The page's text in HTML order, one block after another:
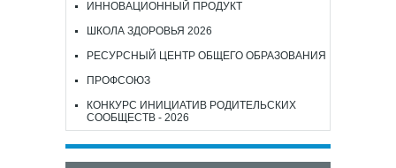
ИННОВАЦИОННЫЙ ПРОДУКТ
ШКОЛА ЗДОРОВЬЯ 2026
РЕСУРСНЫЙ ЦЕНТР ОБЩЕГО ОБРАЗОВАНИЯ
ПРОФСОЮЗ
КОНКУРС ИНИЦИАТИВ РОДИТЕЛЬСКИХ
СООБЩЕСТВ - 2026